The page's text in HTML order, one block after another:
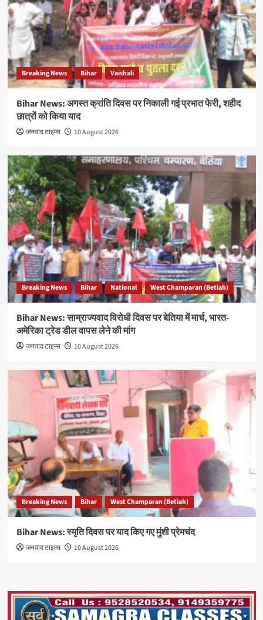
Breaking News Bihar Vaishali
Bihar News: अगस्त क्रांति दिवस पर निकाली गई प्रभात फेरी, शहीद
छात्रों को किया याद
जनवाद टाइम्स 10 August 2026
Breaking News Bihar National West Champaran (Betiah)
Bihar News: साम्राज्यवाद विरोधी दिवस पर बेतिया में मार्च, भारत-
अमेरिका ट्रेड डील वापस लेने की मांग
जनवाद टाइम्स 10 August 2026
Breaking News Bihar West Champaran (Betiah)
Bihar News: स्मृति दिवस पर याद किए गए मुंशी प्रेमचंद
जनवाद टाइम्स 10 August 2026